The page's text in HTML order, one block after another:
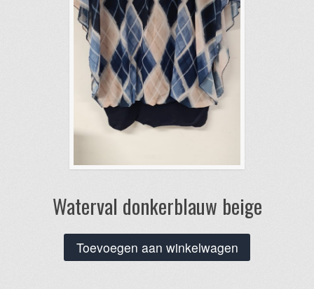
Waterval donkerblauw beige
Toevoegen aan winkelwagen